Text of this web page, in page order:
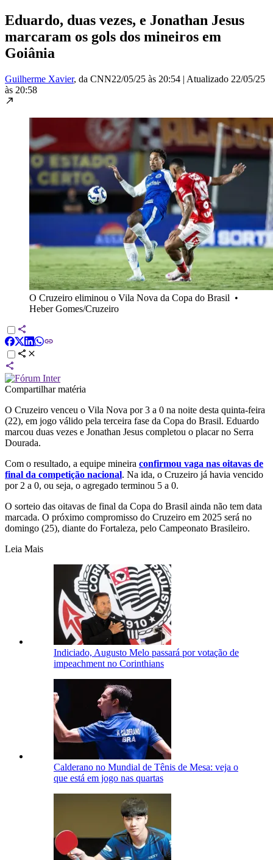
Eduardo, duas vezes, e Jonathan Jesus
marcaram os gols dos mineiros em
Goiânia
Guilherme Xavier, da CNN22/05/25 às 20:54 | Atualizado 22/05/25
às 20:58
O Cruzeiro eliminou o Vila Nova da Copa do Brasil •
Heber Gomes/Cruzeiro
Compartilhar matéria
O Cruzeiro venceu o Vila Nova por 3 a 0 na noite desta quinta-feira
(22), em jogo válido pela terceira fase da Copa do Brasil. Eduardo
marcou duas vezes e Jonathan Jesus completou o placar no Serra
Dourada.
Com o resultado, a equipe mineira confirmou vaga nas oitavas de
final da competição nacional. Na ida, o Cruzeiro já havia vencido
por 2 a 0, ou seja, o agregado terminou 5 a 0.
O sorteio das oitavas de final da Copa do Brasil ainda não tem data
marcada. O próximo compromisso do Cruzeiro em 2025 será no
domingo (25), diante do Fortaleza, pelo Campeonato Brasileiro.
Leia Mais
Indiciado, Augusto Melo passará por votação de
impeachment no Corinthians
Calderano no Mundial de Tênis de Mesa: veja o
que está em jogo nas quartas